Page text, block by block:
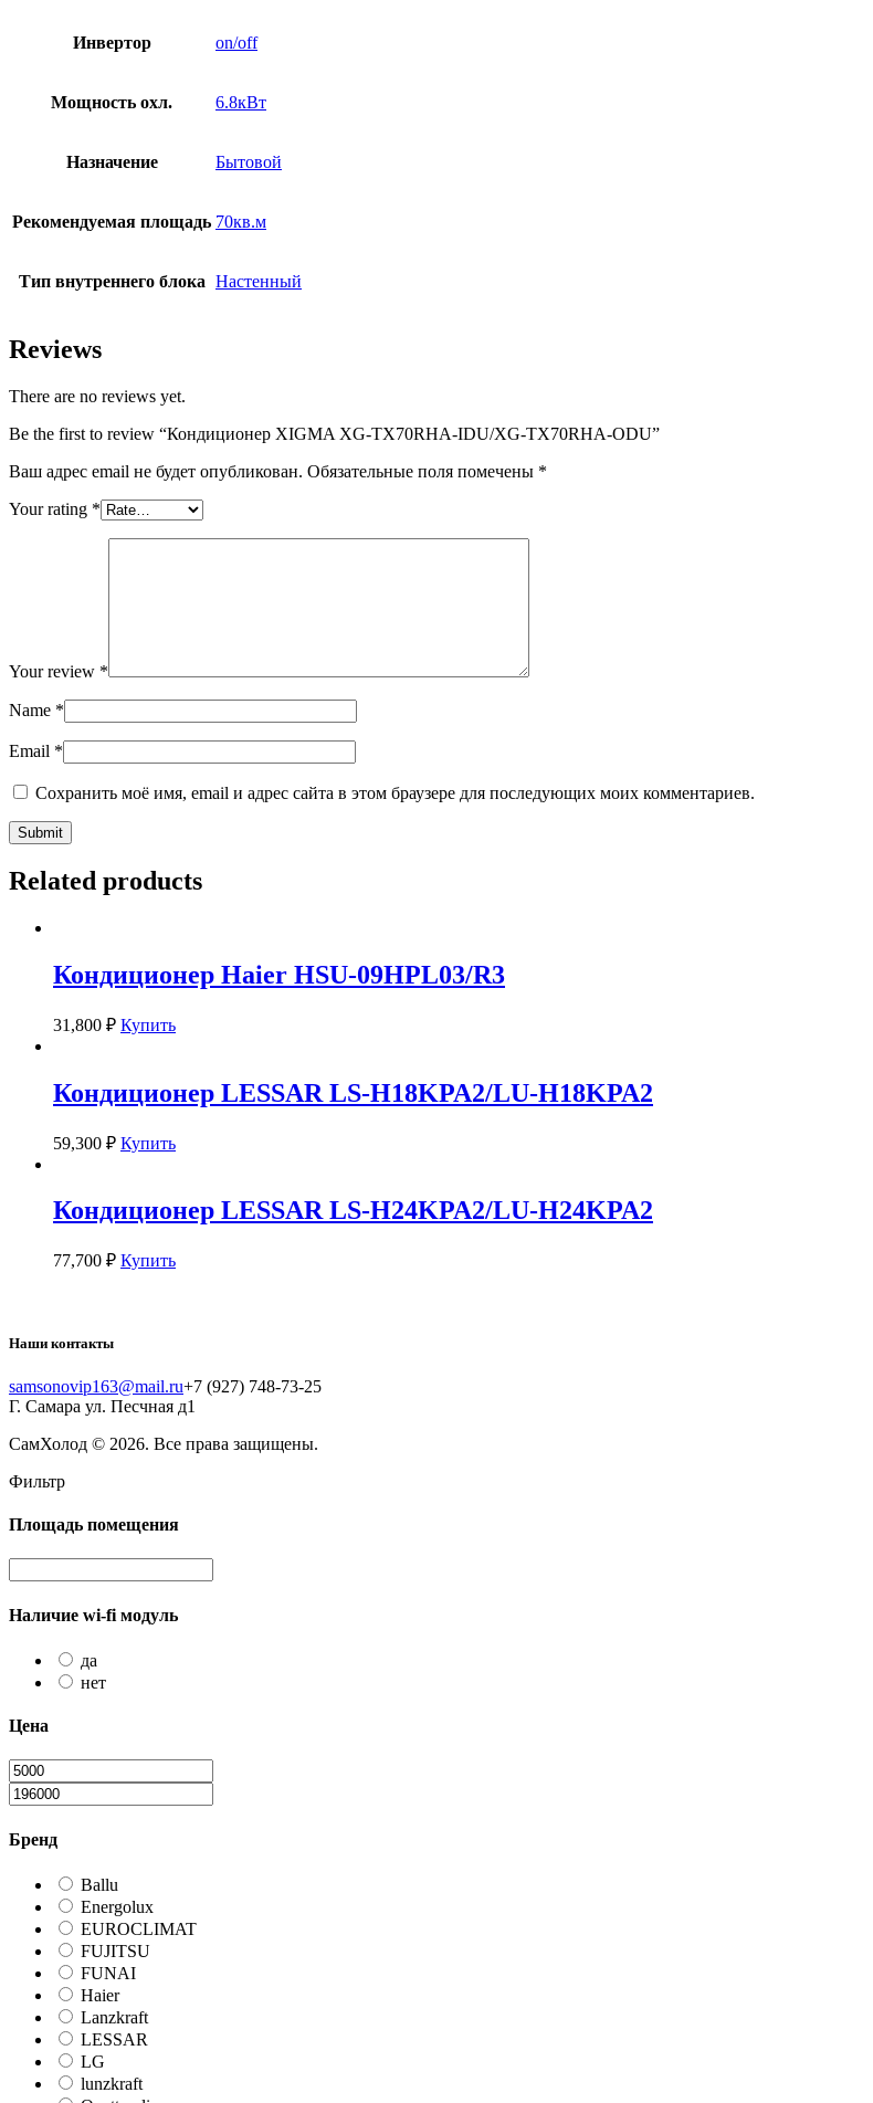
Инвертор on/off
Мощность охл. 6.8кВт
Назначение Бытовой
Рекомендуемая площадь 70кв.м
Тип внутреннего блока Настенный
Reviews
There are no reviews yet.
Be the first to review “Кондиционер XIGMA XG-TX70RHA-IDU/XG-TX70RHA-ODU”
Ваш адрес email не будет опубликован. Обязательные поля помечены *
Your rating *
Your review *
Name *
Email *
Сохранить моё имя, email и адрес сайта в этом браузере для последующих моих комментариев.
Related products
Кондиционер Haier HSU-09HPL03/R3
31,800 ₽ Купить
Кондиционер LESSAR LS-H18KPA2/LU-H18KPA2
59,300 ₽ Купить
Кондиционер LESSAR LS-H24KPA2/LU-H24KPA2
77,700 ₽ Купить
Наши контакты
samsonovip163@mail.ru+7 (927) 748-73-25
Г. Самара ул. Песчная д1
СамХолод © 2026. Все права защищены.
Фильтр
Площадь помещения
Наличие wi-fi модуль
да
нет
Цена
Бренд
Ballu
Energolux
EUROCLIMAT
FUJITSU
FUNAI
Haier
Lanzkraft
LESSAR
LG
lunzkraft